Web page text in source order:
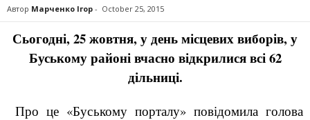
Автор Марченко Ігор - October 25, 2015
Сьогодні, 25 жовтня, у день місцевих виборів, у
Буському районі вчасно відкрилися всі 62
дільниці.
Про це «Буському порталу» повідомила голова